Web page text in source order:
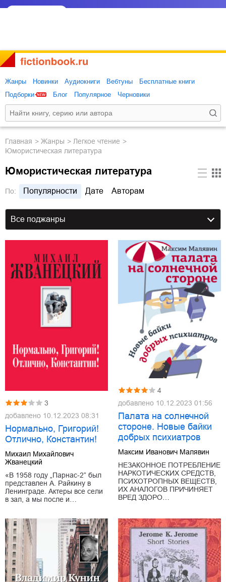
Жанры Новинки Аудиокниги Вебтуны
Бесплатные книги
Подборки
Блог Популярное Черновики
Главная Жанры
легкое чтение
Юмористическая литература
Юмористическая литература
По: Популярности Дате Авторам
Все поджанры
3
добавлено 10.12.2023 08:31
Нормально, Григорий!
Отлично, Константин!
Михаил Михайлович
Жванецкий
«В 1958 году „Парнас-2” был
представлен А. Райкину в
Ленинграде. Актеры все сели
в зал, а мы после и…
4
добавлено 10.12.2023 01:56
Палата на солнечной
стороне. Новые байки
добрых психиатров
Максим Иванович Малявин
НЕЗАКОННОЕ ПОТРЕБЛЕНИЕ
НАРКОТИЧЕСКИХ СРЕДСТВ,
ПСИХОТРОПНЫХ ВЕЩЕСТВ,
ИХ АНАЛОГОВ ПРИЧИНЯЕТ
ВРЕД ЗДОРО…